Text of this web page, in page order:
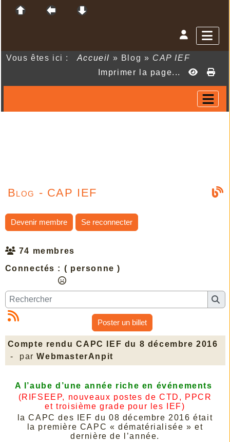
Vous êtes ici : Accueil » Blog » CAP IEF
Imprimer la page...
Blog - CAP IEF
Devenir membre Se reconnecter
74 membres
Connectés : ( personne )
Poster un billet
Compte rendu CAPC IEF du 8 décembre 2016
- parWebmasterAnpit
A l’aube d’une année riche en événements
(RIFSEEP, nouveaux postes de CTD, PPCR
et troisième grade pour les IEF)
la CAPC des IEF du 08 décembre 2016 était
la première CAPC « dématérialisée » et
dernière de l’année.